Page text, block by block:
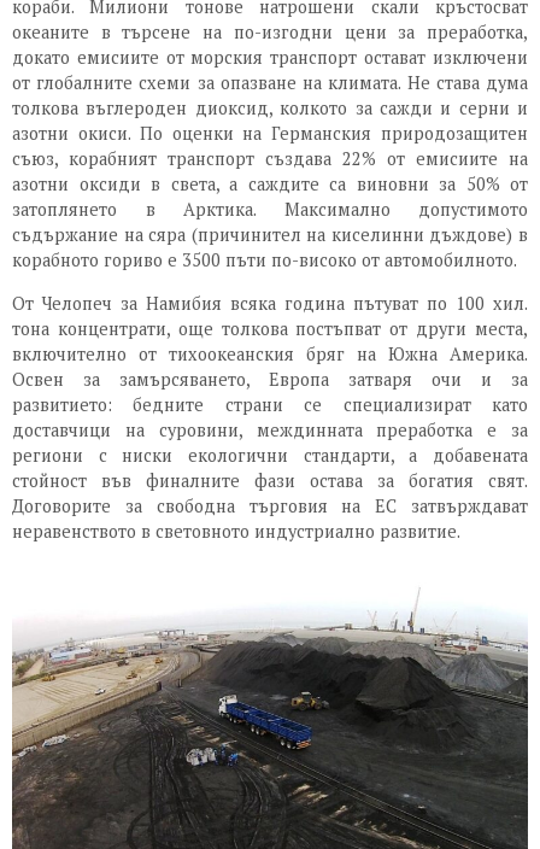
кораби. Милиони тонове натрошени скали кръстосват
океаните в търсене на по-изгодни цени за преработка,
докато емисиите от морския транспорт остават изключени
от глобалните схеми за опазване на климата. Не става дума
толкова въглероден диоксид, колкото за сажди и серни и
азотни окиси. По оценки на Германския природозащитен
съюз, корабният транспорт създава 22% от емисиите на
азотни оксиди в света, а саждите са виновни за 50% от
затоплянето в Арктика. Максимално допустимото
съдържание на сяра (причинител на киселинни дъждове) в
корабното гориво е 3500 пъти по-високо от автомобилното.
От Челопеч за Намибия всяка година пътуват по 100 хил.
тона концентрати, още толкова постъпват от други места,
включително от тихоокеанския бряг на Южна Америка.
Освен за замърсяването, Европа затваря очи и за
развитието: бедните страни се специализират като
доставчици на суровини, междинната преработка е за
региони с ниски екологични стандарти, а добавената
стойност във финалните фази остава за богатия свят.
Договорите за свободна търговия на ЕС затвърждават
неравенството в световното индустриално развитие.